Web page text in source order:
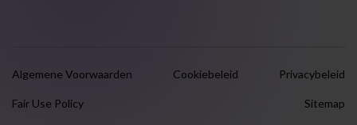
Algemene Voorwaarden Cookiebeleid Privacybeleid
Fair Use Policy Sitemap